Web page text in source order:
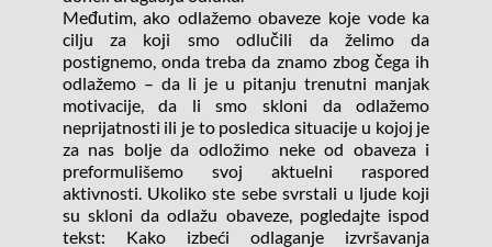
Međutim, ako odlažemo obaveze koje vode ka
cilju za koji smo odlučili da želimo da
postignemo, onda treba da znamo zbog čega ih
odlažemo – da li je u pitanju trenutni manjak
motivacije, da li smo skloni da odlažemo
neprijatnosti ili je to posledica situacije u kojoj je
za nas bolje da odložimo neke od obaveza i
preformulišemo svoj aktuelni raspored
aktivnosti. Ukoliko ste sebe svrstali u ljude koji
su skloni da odlažu obaveze, pogledajte ispod
tekst: Kako izbeći odlaganje izvršavanja